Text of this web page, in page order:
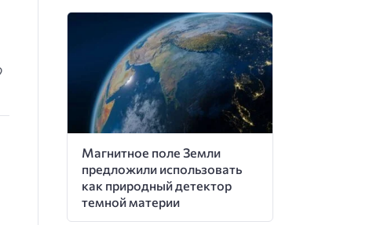
Магнитное поле Земли
предложили использовать
как природный детектор
темной материи